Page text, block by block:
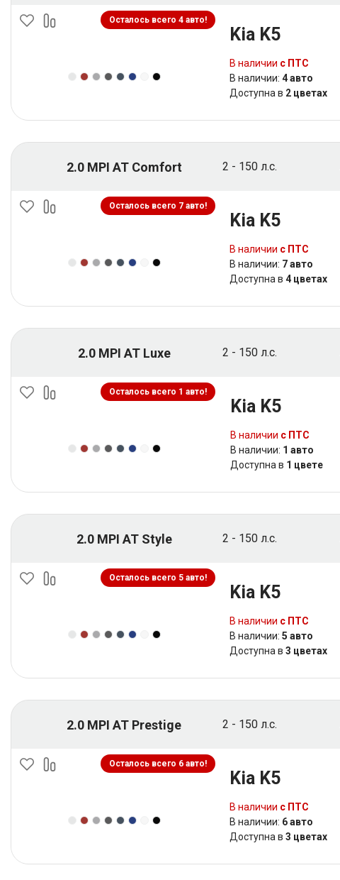
Осталось всего 4 авто!
Kia K5
В наличии с ПТС
В наличии: 4 авто
Доступна в 2 цветах
2.0 MPI AT Comfort 2 - 150 л.с.
Осталось всего 7 авто!
Kia K5
В наличии с ПТС
В наличии: 7 авто
Доступна в 4 цветах
2.0 MPI AT Luxe 2 - 150 л.с.
Осталось всего 1 авто!
Kia K5
В наличии с ПТС
В наличии: 1 авто
Доступна в 1 цвете
2.0 MPI AT Style 2 - 150 л.с.
Осталось всего 5 авто!
Kia K5
В наличии с ПТС
В наличии: 5 авто
Доступна в 3 цветах
2.0 MPI AT Prestige 2 - 150 л.с.
Осталось всего 6 авто!
Kia K5
В наличии с ПТС
В наличии: 6 авто
Доступна в 3 цветах